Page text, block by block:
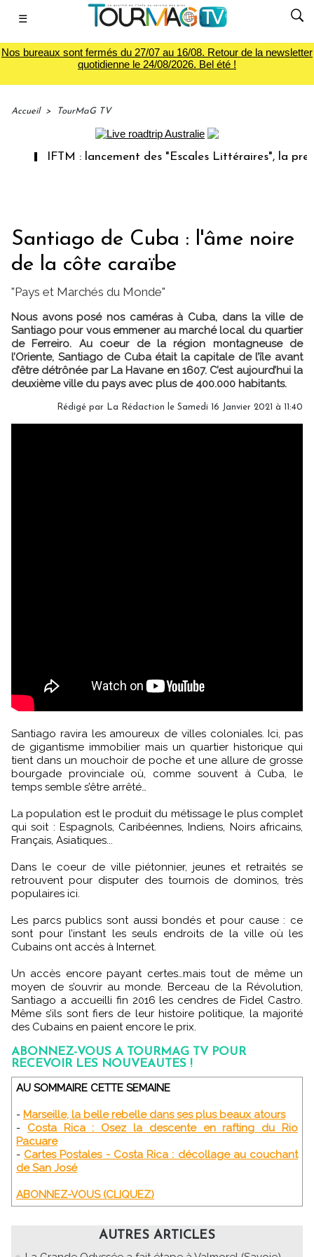
☰
Nos bureaux sont fermés du 27/07 au 16/08. Retour de la newsletter
quotidienne le 24/08/2026. Bel été !
Accueil > TourMaG TV
IFTM : lancement des "Escales Littéraires", la
Santiago de Cuba : l'âme noire
de la côte caraïbe
"Pays et Marchés du Monde"
Nous avons posé nos caméras à Cuba, dans la ville de
Santiago pour vous emmener au marché local du quartier
de Ferreiro. Au coeur de la région montagneuse de
l’Oriente, Santiago de Cuba était la capitale de l’île avant
d’être détrônée par La Havane en 1607. C’est aujourd’hui la
deuxième ville du pays avec plus de 400.000 habitants.
Rédigé par La Rédaction le Samedi 16 Janvier 2021 à 11:40
Santiago ravira les amoureux de villes coloniales. Ici, pas
de gigantisme immobilier mais un quartier historique qui
tient dans un mouchoir de poche et une allure de grosse
bourgade provinciale où, comme souvent à Cuba, le
temps semble s’être arrêté…
La population est le produit du métissage le plus complet
qui soit : Espagnols, Caribéennes, Indiens, Noirs africains,
Français, Asiatiques...
Dans le coeur de ville piétonnier, jeunes et retraités se
retrouvent pour disputer des tournois de dominos, très
populaires ici.
Les parcs publics sont aussi bondés et pour cause : ce
sont pour l’instant les seuls endroits de la ville où les
Cubains ont accès à Internet.
Un accès encore payant certes…mais tout de même un
moyen de s’ouvrir au monde. Berceau de la Révolution,
Santiago a accueilli fin 2016 les cendres de Fidel Castro.
Même s’ils sont fiers de leur histoire politique, la majorité
des Cubains en paient encore le prix.
ABONNEZ-VOUS A TOURMAG TV POUR
RECEVOIR LES NOUVEAUTES !
AU SOMMAIRE CETTE SEMAINE
- Marseille, la belle rebelle dans ses plus beaux atours
- Costa Rica : Osez la descente en rafting du Rio
Pacuare
- Cartes Postales - Costa Rica : décollage au couchant
de San José
ABONNEZ-VOUS (CLIQUEZ)
AUTRES ARTICLES